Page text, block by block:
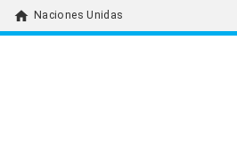
home Naciones Unidas